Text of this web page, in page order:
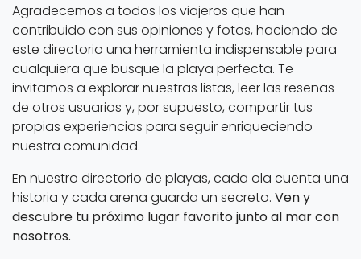
Agradecemos a todos los viajeros que han
contribuido con sus opiniones y fotos, haciendo de
este directorio una herramienta indispensable para
cualquiera que busque la playa perfecta. Te
invitamos a explorar nuestras listas, leer las reseñas
de otros usuarios y, por supuesto, compartir tus
propias experiencias para seguir enriqueciendo
nuestra comunidad.
En nuestro directorio de playas, cada ola cuenta una
historia y cada arena guarda un secreto. Ven y
descubre tu próximo lugar favorito junto al mar con
nosotros.